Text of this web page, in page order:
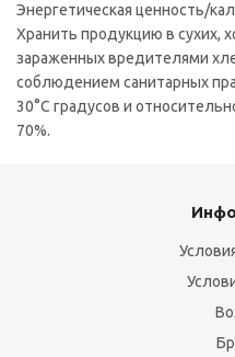
Энергетическая ценность/
Хранить продукцию в сухих,
зараженных вредителями
соблюдением санитарных
30°С градусов и
70%.